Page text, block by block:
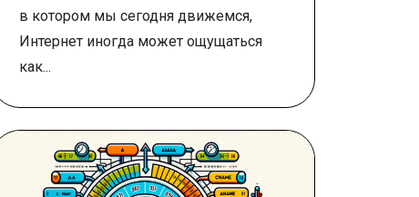
в котором мы сегодня движемся,
Интернет иногда может ощущаться
как...